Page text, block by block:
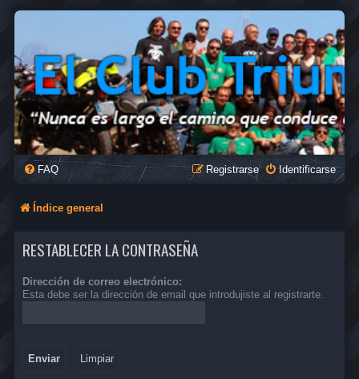
FAQ Identificarse
Registrarse
Índice general
RESTABLECER LA CONTRASEÑA
Dirección de correo electrónico:
Esta debe ser la dirección de email que introdujiste al registrarte.